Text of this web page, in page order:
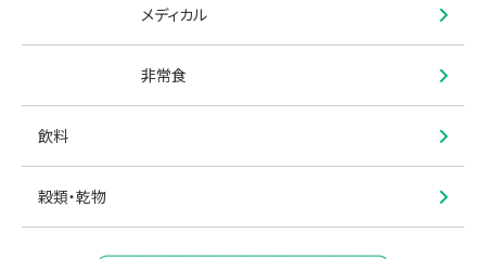
メディカル
非常食
飲料
穀類・乾物